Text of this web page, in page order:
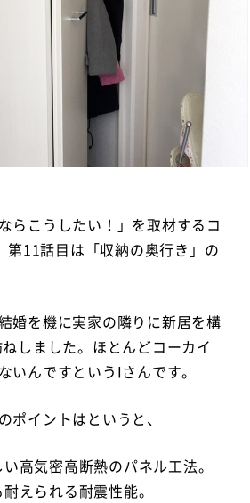
らこうしたい！」を取材するコ
第11話目は「収納の奥行き」の
婚を機に実家の隣りに新居を構
しました。ほとんどコーカイ
いんですというIさんです。
ポイントはというと、
高気密高断熱のパネル工法。
えられる耐震性能。